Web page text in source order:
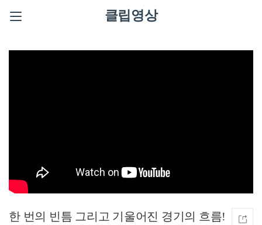
클립영상
한 번의 빈틈 그리고 기울어진 경기의 흐름!